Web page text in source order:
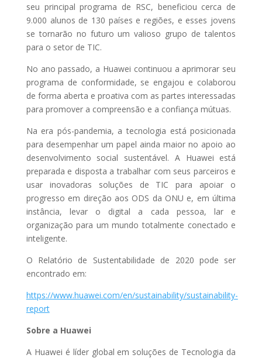
seu principal programa de RSC, beneficiou cerca de
9.000 alunos de 130 países e regiões, e esses jovens
se tornarão no futuro um valioso grupo de talentos
para o setor de TIC.
No ano passado, a Huawei continuou a aprimorar seu
programa de conformidade, se engajou e colaborou
de forma aberta e proativa com as partes interessadas
para promover a compreensão e a confiança mútuas.
Na era pós-pandemia, a tecnologia está posicionada
para desempenhar um papel ainda maior no apoio ao
desenvolvimento social sustentável. A Huawei está
preparada e disposta a trabalhar com seus parceiros e
usar inovadoras soluções de TIC para apoiar o
progresso em direção aos ODS da ONU e, em última
instância, levar o digital a cada pessoa, lar e
organização para um mundo totalmente conectado e
inteligente.
O Relatório de Sustentabilidade de 2020 pode ser
encontrado em:
https://www.huawei.com/en/sustainability/sustainability-
report
Sobre a Huawei
A Huawei é líder global em soluções de Tecnologia da